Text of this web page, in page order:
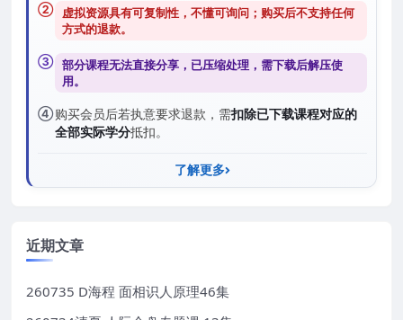
② 虚拟资源具有可复制性，不懂可询问；购买后不支持任何
方式的退款。
③ 部分课程无法直接分享，已压缩处理，需下载后解压使
用。
④购买会员后若执意要求退款，需扣除已下载课程对应的
全部实际学分抵扣。
了解更多
近期文章
260735 D海程 面相识人原理46集